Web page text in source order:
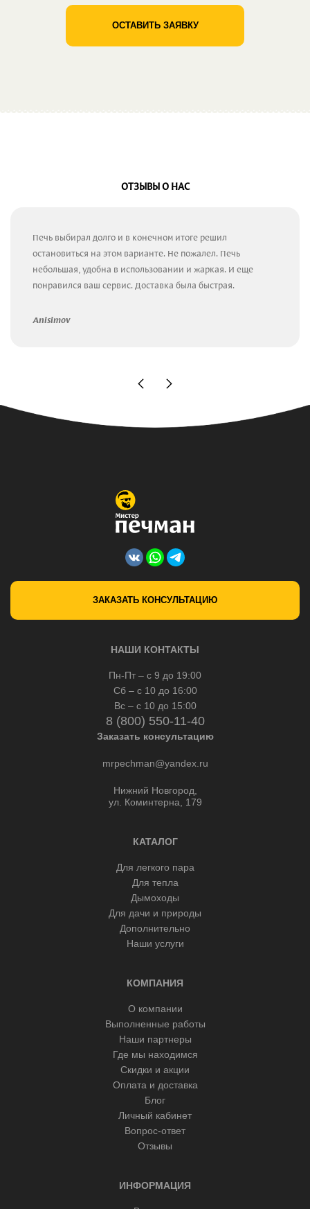
ОСТАВИТЬ ЗАЯВКУ
ОТЗЫВЫ О НАС
Печь выбирал долго и в конечном итоге решил
остановиться на этом варианте. Не пожалел. Печь
небольшая, удобна в использовании и жаркая. И еще
понравился ваш сервис. Доставка была быстрая.
Anisimov
ЗАКАЗАТЬ КОНСУЛЬТАЦИЮ
НАШИ КОНТАКТЫ
Пн-Пт – с 9 до 19:00
Сб – с 10 до 16:00
Вс – с 10 до 15:00
8 (800) 550-11-40
Заказать консультацию
mrpechman@yandex.ru
Нижний Новгород,
ул. Коминтерна, 179
КАТАЛОГ
Для легкого пара
Для тепла
Дымоходы
Для дачи и природы
Дополнительно
Наши услуги
КОМПАНИЯ
О компании
Выполненные работы
Наши партнеры
Где мы находимся
Скидки и акции
Оплата и доставка
Блог
Личный кабинет
Вопрос-ответ
Отзывы
ИНФОРМАЦИЯ